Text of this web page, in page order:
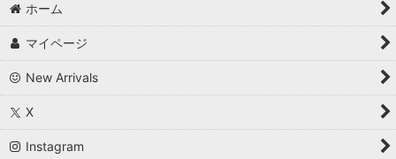
ホーム
マイページ
New Arrivals
X
Instagram